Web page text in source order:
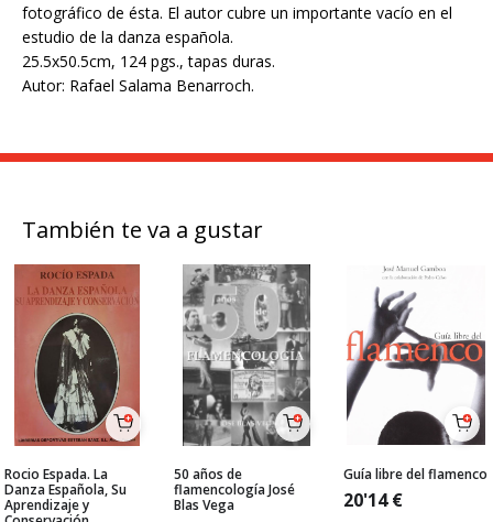
fotográfico de ésta. El autor cubre un importante vacío en el
estudio de la danza española.
25.5x50.5cm, 124 pgs., tapas duras.
Autor: Rafael Salama Benarroch.
También te va a gustar
Rocio Espada. La
Danza Española, Su
Aprendizaje y
50 años de
flamencología José
Blas Vega
Guía libre del flamenco
20'14€